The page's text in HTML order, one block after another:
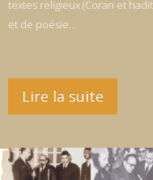
et de poésie…
Lire la suite